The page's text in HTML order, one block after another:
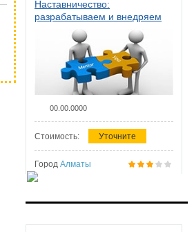
Наставничество:
разрабатываем и внедряем
систему наставничества в
организации
00.00.0000
Стоимость: Уточните
Город Алматы